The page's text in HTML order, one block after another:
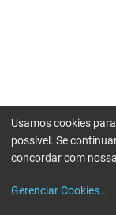
Usamos cookies
possível. Se
concordar com nossa
Gerenciar Cookies...
Erro ao enviar